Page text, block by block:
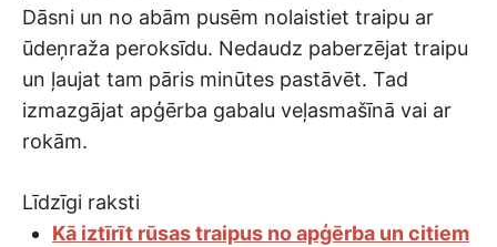
Dāsni un no abām pusēm nolaistiet traipu ar
ūdeņraža peroksīdu. Nedaudz paberzējat traipu
un ļaujat tam pāris minūtes pastāvēt. Tad
izmazgājat apģērba gabalu veļasmašīnā vai ar
rokām.
Līdzīgi raksti
Kā iztīrīt rūsas traipus no apģērba un citiem